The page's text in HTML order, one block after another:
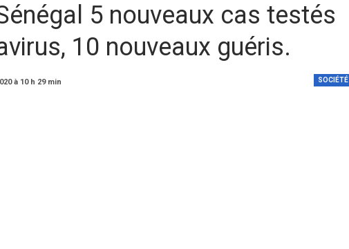
5 nouveaux cas testés
10 nouveaux guéris.
SOCIÉTÉ
à 10 h 29 min